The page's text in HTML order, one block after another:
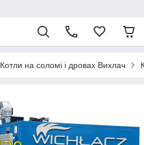
Котли на соломі і дровах Вихлач